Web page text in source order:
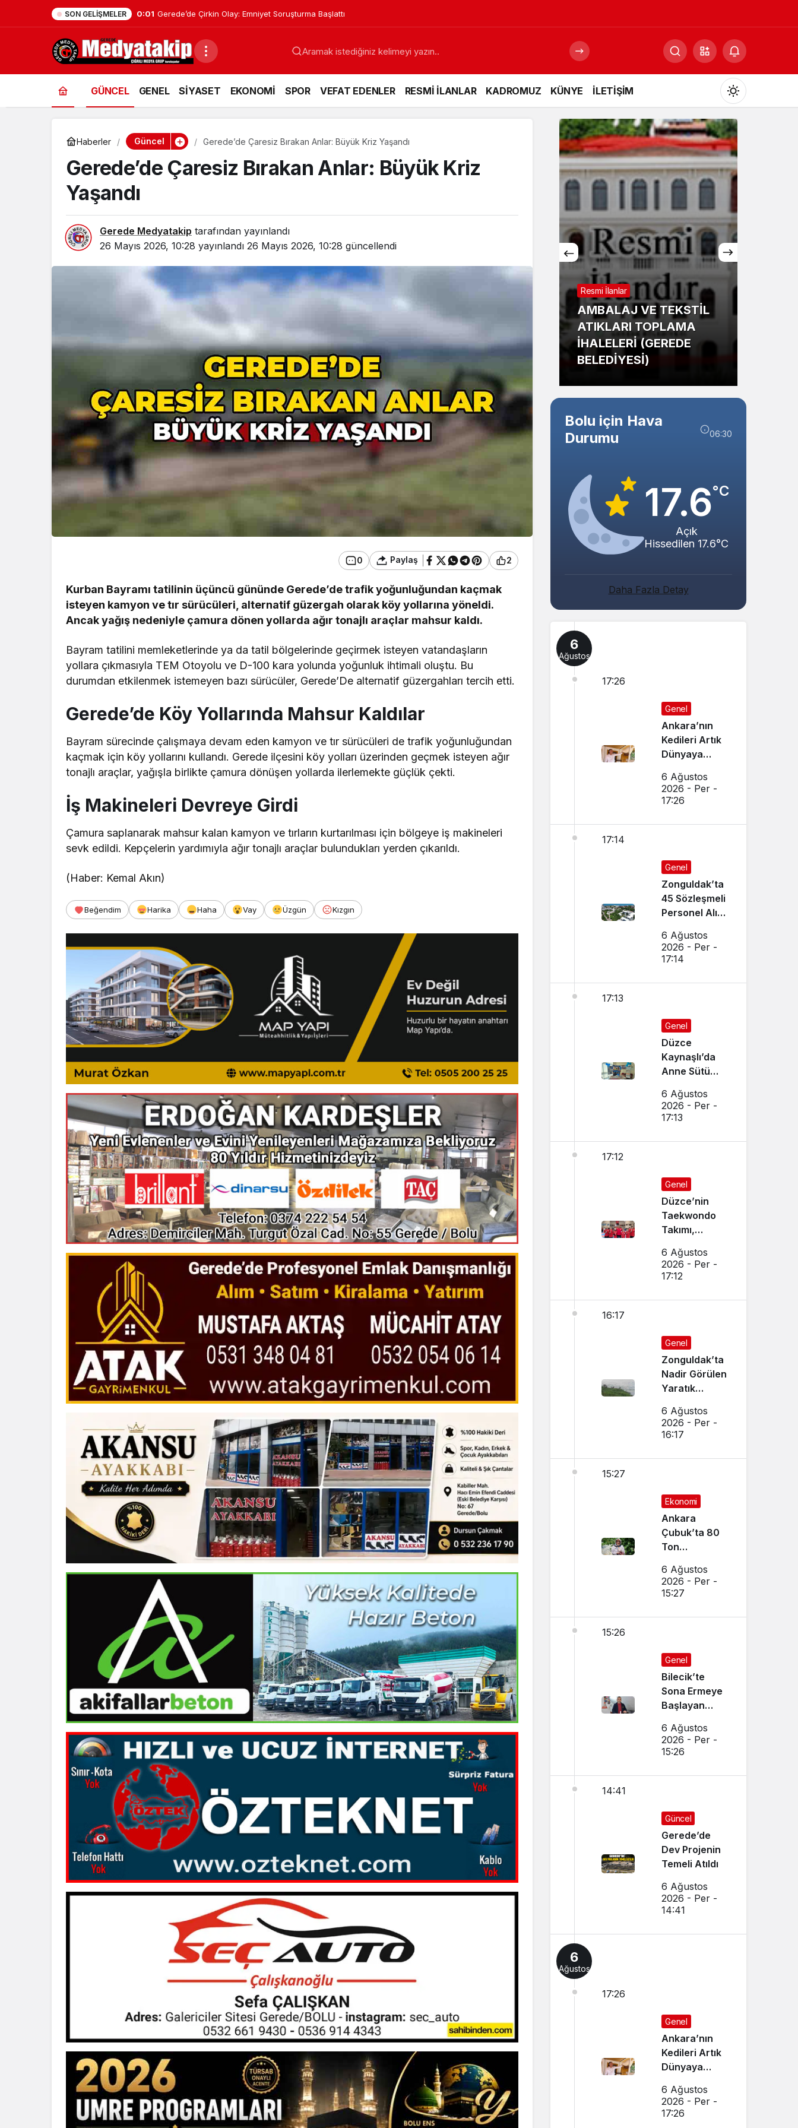
SON GELIŞMELER 0:01 Geredeli Tanınmış Siyasetçinin Acı Günü
GÜNCEL GENEL SİYASET EKONOMİ SPOR VEFAT EDENLER RESMİ İLANLAR KADROMUZ KÜNYE İLETİŞİM
Mod
değiştir
Gündüz Modu
Gece Modu
Gece modunu seçin.
Sistem Modu
Sistem modunu seçin.
Haberler Güncel Gerede’de Çaresiz Bırakan Anlar: Büyük Kriz Yaşandı
Gerede’de Çaresiz Bırakan Anlar: Büyük Kriz
Yaşandı
Gerede Medyatakip tarafından yayınlandı
26 Mayıs 2026, 10:28 yayınlandı 26 Mayıs 2026, 10:28 güncellendi
0 Paylaş 2
Kurban Bayramı tatilinin üçüncü gününde Gerede’de trafik yoğunluğundan kaçmak
isteyen kamyon ve tır sürücüleri, alternatif güzergah olarak köy yollarına yöneldi.
Ancak yağış nedeniyle çamura dönen yollarda ağır tonajlı araçlar mahsur kaldı.
Bayram tatilini memleketlerinde ya da tatil bölgelerinde geçirmek isteyen vatandaşların
yollara çıkmasıyla TEM Otoyolu ve D-100 kara yolunda yoğunluk ihtimali oluştu. Bu
durumdan etkilenmek istemeyen bazı sürücüler, Gerede’De alternatif güzergahları tercih etti.
Gerede’de Köy Yollarında Mahsur Kaldılar
Bayram sürecinde çalışmaya devam eden kamyon ve tır sürücüleri de trafik yoğunluğundan
kaçmak için köy yollarını kullandı. Gerede ilçesini köy yolları üzerinden geçmek isteyen ağır
tonajlı araçlar, yağışla birlikte çamura dönüşen yollarda ilerlemekte güçlük çekti.
İş Makineleri Devreye Girdi
Çamura saplanarak mahsur kalan kamyon ve tırların kurtarılması için bölgeye iş makineleri
sevk edildi. Kepçelerin yardımıyla ağır tonajlı araçlar bulundukları yerden çıkarıldı.
(Haber: Kemal Akın)
Beğendim Harika Haha Vay Üzgün Kızgın
Güncel
Gerede’de Çirkin Olay:
Emniyet Soruşturma
Başlattı
Geredeli Tanınmış
Siyasetçinin Acı Günü
Resmi İlanlar
AMBALAJ VE TEKSTİL
ATIKLARI TOPLAMA
İHALELERİ (GEREDE
BELEDİYESİ)
Bolu için Hava
Durumu
06:30
17.6°C
Açık
Hissedilen 17.6°C
Daha Fazla Detay
6
Ağustos
17:26
Genel
Ankara’nın
Kedileri Artık
Dünyaya
Tanıtılıyor
6 Ağustos
2026 - Per -
17:26
17:14
Genel
Zonguldak’ta
45 Sözleşmeli
Personel Alımı
6 Ağustos
2026 - Per -
17:14
17:13
Genel
Düzce
Kaynaşlı’da
Anne Sütü
İçin Etkinlik
Düzenlendi
6 Ağustos
2026 - Per -
17:13
17:12
Genel
Düzce’nin
Taekwondo
Takımı,
Başarı
Sağladı
6 Ağustos
2026 - Per -
17:12
16:17
Genel
Zonguldak’ta
Nadir Görülen
Yaratık
6 Ağustos
2026 - Per -
16:17
15:27
Ekonomi
Ankara
Çubuk’ta 80
Ton
6 Ağustos
2026 - Per -
15:27
15:26
Genel
Bilecik’te
Sona Ermeye
Başlayan
Sürdürüyor
6 Ağustos
2026 - Per -
15:26
14:41
Güncel
Gerede’de
Dev Projenin
Temeli Atıldı
6 Ağustos
2026 - Per -
14:41
6
Ağustos
17:26
Genel
Ankara’nın
Kedileri Artık
Dünyaya
Tanıtılıyor
6 Ağustos
2026 - Per -
17:26